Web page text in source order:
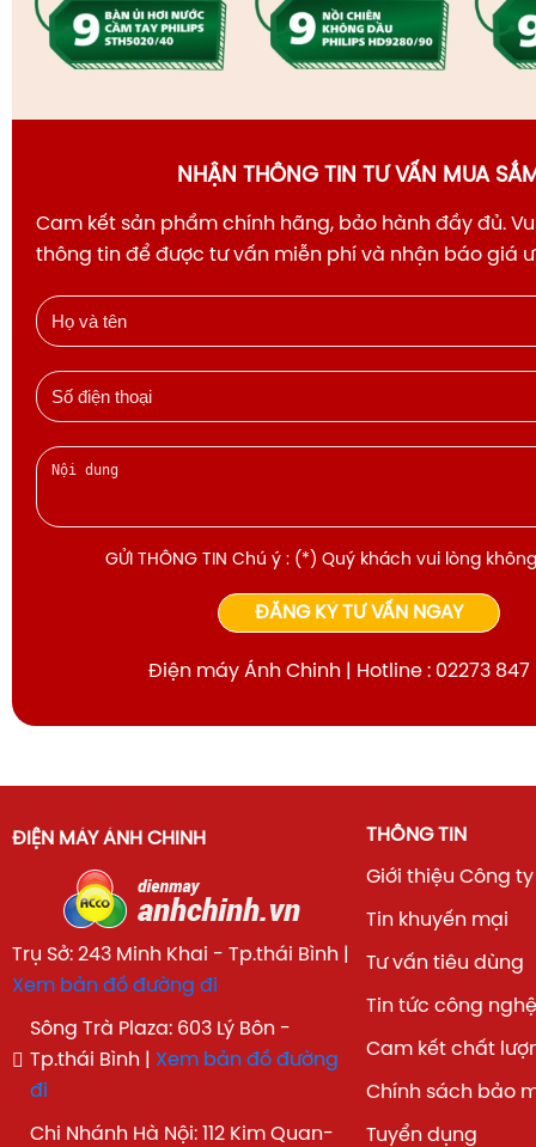
NHẬN THÔNG TIN TƯ VẤN MUA
Cam kết sản phẩm chính hãng, bảo hành đầy đủ.
thông tin để được tư vấn miễn phí và nhận báo giá
GỬI THÔNG TIN Chú ý : (*) Quý khách vui lòng
ĐĂNG KÝ TƯ VẤN NGAY
Điện máy Ánh Chinh | Hotline : 02273 847
ĐIỆN MÁY ÁNH CHINH
Trụ Sở: 243 Minh Khai - Tp.thái Bình |
Xem bản đồ đường đi
Sông Trà Plaza: 603 Lý Bôn -
Tp.thái Bình | Xem bản đồ đường
đi
Chi Nhánh Hà Nội: 112 Kim Quan-
THÔNG TIN
Giới thiệu Công ty
Tin khuyến mại
Tư vấn tiêu dùng
Tin tức công nghệ
Cam kết chất
Chính sách bảo
Tuyển dụng